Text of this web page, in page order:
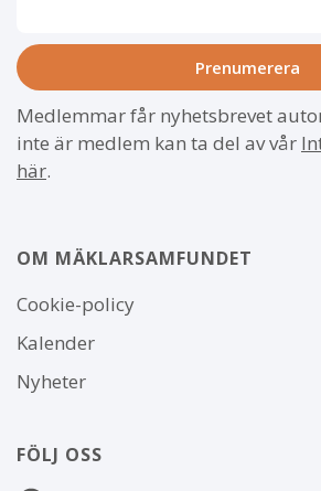
Medlemmar får nyhetsbrevet
inte är medlem kan ta del av vår
här.
OM MÄKLARSAMFUNDET
Om
webbplatsen
Cookie-policy
Kalender
Nyheter
FÖLJ OSS